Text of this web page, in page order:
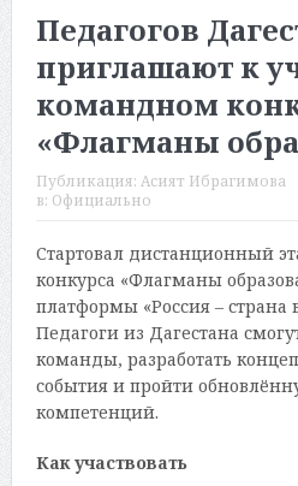
Педагогов
приглашают к
командном
«Флагманы
Публикация: Асият Ибрагимова
в: Официально
Стартовал дистанционный
конкурса «Флагманы
платформы «Россия – страна
Педагоги из Дагестана
команды, разработать
события и пройти
компетенций.
Как участвовать